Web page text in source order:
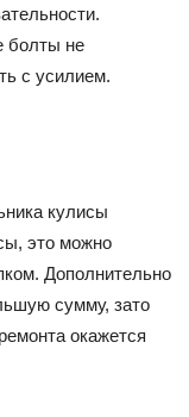
болты не
с усилием.
кулисы
это можно
Дополнительно
сумму, зато
окажется